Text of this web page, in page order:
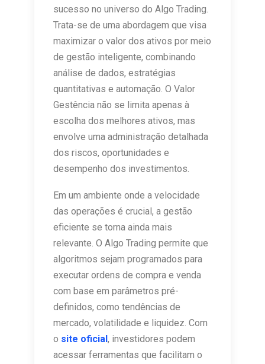
sucesso no universo do Algo Trading.
Trata-se de uma abordagem que visa
maximizar o valor dos ativos por meio
de gestão inteligente, combinando
análise de dados, estratégias
quantitativas e automação. O Valor
Gestência não se limita apenas à
escolha dos melhores ativos, mas
envolve uma administração detalhada
dos riscos, oportunidades e
desempenho dos investimentos.
Em um ambiente onde a velocidade
das operações é crucial, a gestão
eficiente se torna ainda mais
relevante. O Algo Trading permite que
algoritmos sejam programados para
executar ordens de compra e venda
com base em parâmetros pré-
definidos, como tendências de
mercado, volatilidade e liquidez. Com
o site oficial, investidores podem
acessar ferramentas que facilitam o